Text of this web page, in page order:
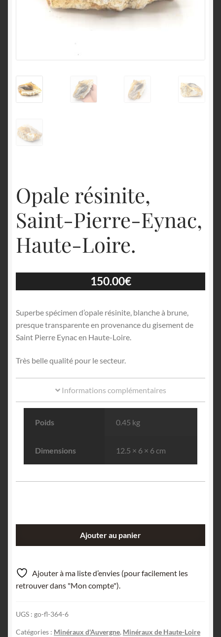
Opale résinite,
Saint-Pierre-Eynac,
Haute-Loire.
150.00€
Superbe spécimen d’opale résinite, blanche à brune,
presque transparente en provenance du gisement de
Saint Pierre Eynac en Haute-Loire.
Très belle qualité pour le secteur.
Informations complémentaires
Poids 0.45 kg
Dimensions 12.5 × 6 × 6 cm
résinite,
Saint-
Pierre-
Haute-
Loire.
Ajouter au panier
Ajouter à ma liste d’envies (pour facilement les
retrouver dans "Mon compte").
UGS : go-fl-364-6
Catégories : Minéraux d'Auvergne, Minéraux de Haute-Loire